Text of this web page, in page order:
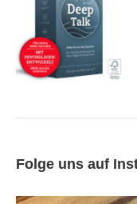
Folge uns auf